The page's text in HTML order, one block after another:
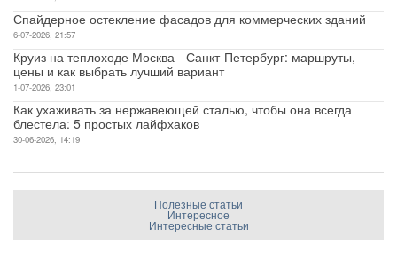
Спайдерное остекление фасадов для коммерческих зданий
6-07-2026, 21:57
Круиз на теплоходе Москва - Санкт-Петербург: маршруты,
цены и как выбрать лучший вариант
1-07-2026, 23:01
Как ухаживать за нержавеющей сталью, чтобы она всегда
блестела: 5 простых лайфхаков
30-06-2026, 14:19
Полезные статьи
Интересное
Интересные статьи